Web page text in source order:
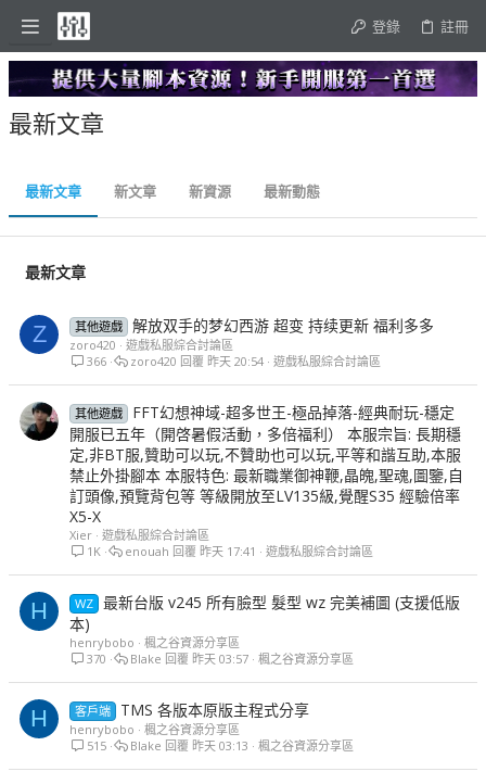
登錄 註冊
最新文章
最新文章 新文章 新資源 最新動態
最新文章
Z 其他遊戲 解放双手的梦幻西游 超变 持续更新 福利多多
zoro420
遊戲私服綜合討論區
366
遊戲私服綜合討論區
昨天 20:54
zoro420
其他遊戲
FFT幻想神域-超多世王-極品掉落-經典耐玩-穩定
開服已五年（開啓暑假活動，多倍福利） 本服宗旨: 長期穩
定,非BT服,贊助可以玩,不贊助也可以玩,平等和諧互助,本服
禁止外掛腳本 本服特色: 最新職業御神鞭,晶魄,聖魂,圖鑒,自
訂頭像,預覽背包等 等級開放至LV135級,覺醒S35 經驗倍率
X5-X
Xier 遊戲私服綜合討論區
1K
遊戲私服綜合討論區
昨天 17:41
enouah
H WZ
最新台版 v245 所有臉型 髮型 wz 完美補圖 (支援低版
本)
henrybobo
楓之谷資源分享區
370
楓之谷資源分享區
昨天 03:57
Blake
H 客戶端 TMS 各版本原版主程式分享
henrybobo
楓之谷資源分享區
515
楓之谷資源分享區
昨天 03:13
Blake